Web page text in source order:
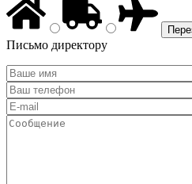
Письмо директору